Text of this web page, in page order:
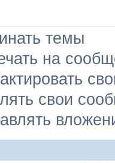
темы
на
свои